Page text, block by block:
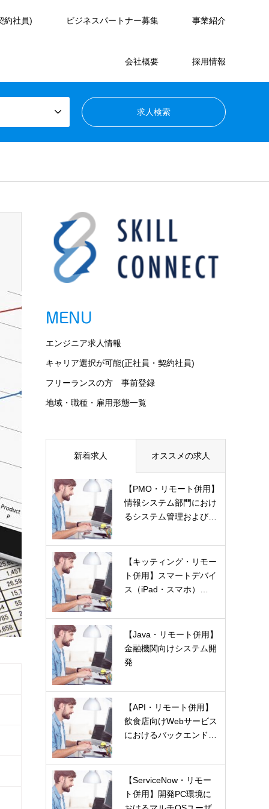
約社員) ビジネスパートナー募集 事業紹介
会社概要 採用情報
MENU
エンジニア求人情報
キャリア選択が可能(正社員・契約社員)
フリーランスの方 事前登録
地域・職種・雇用形態一覧
新着求人 オススメの求人
【PMO・リモート併用】
情報システム部門におけ
るシステム管理および…
【キッティング・リモー
ト併用】スマートデバイ
ス（iPad・スマホ）…
【Java・リモート併用】
金融機関向けシステム開
発
【API・リモート併用】
飲食店向けWebサービス
におけるバックエンド…
【ServiceNow・リモー
ト併用】開発PC環境に